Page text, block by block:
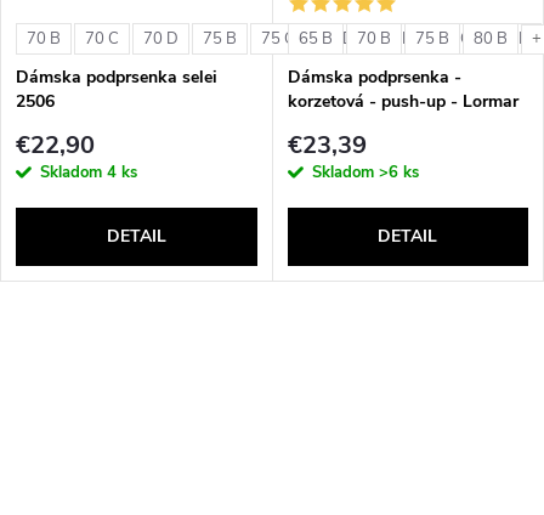
70 B 70 C 70 D 75 B 75 C 75 D 80 B 80 C 80 D
Dámska podprsenka selei
2506
€22,90
Skladom 4 ks
DETAIL
65 B 70 B 75 B 80 B
Dámska podprsenka -
korzetová - push-up - Lormar
€23,39
Skladom >6 ks
DETAIL